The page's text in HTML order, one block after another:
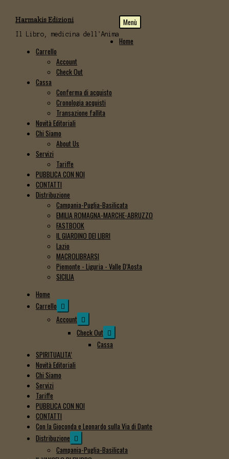
Vai
alla
navigazione
Vai
al
contenuto
Harmakis Edizioni
Il Libro, medicina dell'Anima
Menù
Home
Carrello
Account
Check Out
Cassa
Conferma di acquisto
Cronologia acquisti
Transazione fallita
Novità Editoriali
Chi Siamo
About Us
Servizi
Tariffe
PUBBLICA CON NOI
CONTATTI
Distribuzione
Campania-Puglia-Basilicata
EMILIA ROMAGNA-MARCHE-ABRUZZO
FASTBOOK
IL GIARDINO DEI LIBRI
Lazio
MACROLIBRARSI
Piemonte - Liguria - Valle D’Aosta
SICILIA
Home
Carrello Expand
child
menu
Account Expand
child
menu
Check Out Expand
child
Cassa
SPIRITUALITA’
Novità Editoriali
Chi Siamo
Servizi
Tariffe
PUBBLICA CON NOI
CONTATTI
Con la Gioconda e Leonardo sulla Via di Dante
Distribuzione Expand
child
Campania-Puglia-Basilicata